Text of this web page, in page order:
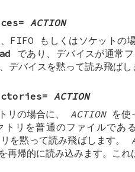
ACTION
、FIFO もしくはソケットの
であり、デバイスが通常
デバイスを黙って読み飛ばし
ACTION
リの場合に、 ACTIONを使
トリを普通のファイルであ
を黙って読み飛ばします。
再帰的に読み込みます。これ